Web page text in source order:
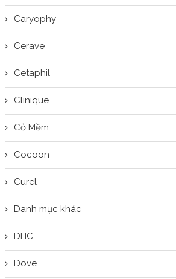
Caryophy
Cerave
Cetaphil
Clinique
Cỏ Mềm
Cocoon
Curel
Danh mục khác
DHC
Dove